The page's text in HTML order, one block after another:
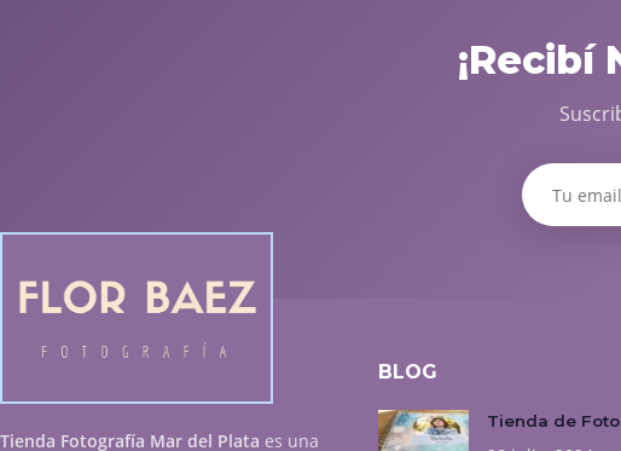
¡Recibí
Tienda Fotografía Mar del Plata es una
BLOG
Tienda de